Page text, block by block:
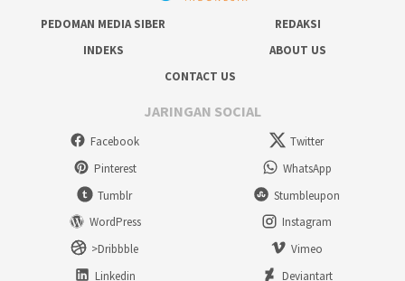
PEDOMAN MEDIA SIBER
REDAKSI
INDEKS
ABOUT US
CONTACT US
JARINGAN SOCIAL
Facebook
Twitter
Pinterest
WhatsApp
Tumblr
Stumbleupon
WordPress
Instagram
>Dribbble
Vimeo
Linkedin
Deviantart